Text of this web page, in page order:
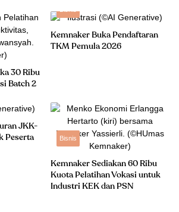
30 Ribu
Batch 2
Kemnaker Buka Pendaftaran
TKM Pemula 2026
JKK-
Peserta
Bisnis
Kemnaker Sediakan 60 Ribu
Kuota Pelatihan Vokasi untuk
Industri KEK dan PSN